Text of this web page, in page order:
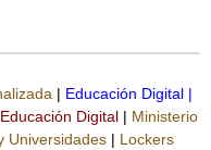
| Educación Digital |
Educación Digital | Ministerio
Universidades | Lockers